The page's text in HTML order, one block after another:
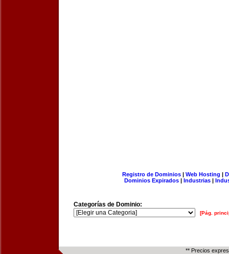
Registro de Dominios| Web Hosting |
Dominios Expirados | Industrias |
Categorías de Dominio:
[Pág.
** Precios